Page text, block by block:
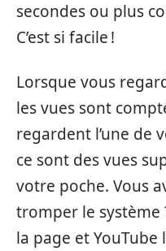
secondes ou plus
C’est si facile !
Lorsque vous
les vues sont
regardent l’une de
ce sont des vues
votre poche. Vous
tromper le système
la page et